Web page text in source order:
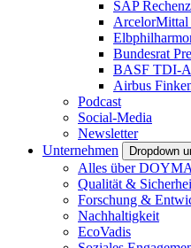
SAP
Bundesrat
BASF TDI-
Airbus
Podcast
Social-Media
Newsletter
Unternehmen
Dropdown
Alles über DOYMA
Qualität &
Forschung &
Nachhaltigkeit
EcoVadis